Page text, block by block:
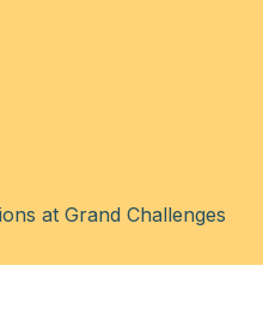
at Grand Challenges